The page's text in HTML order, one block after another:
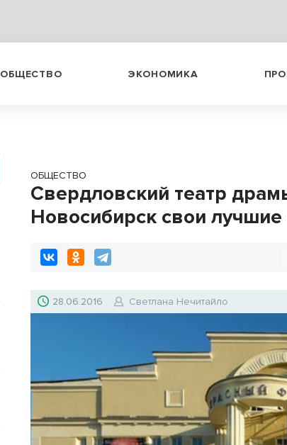
ОБЩЕСТВО ЭКОНОМИКА
ОБЩЕСТВО
Свердловский театр
Новосибирск свои лучшие
28.06.2016 Светлана Нечитайло